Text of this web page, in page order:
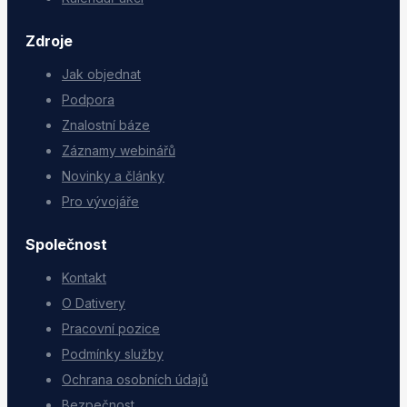
Zdroje
Jak objednat
Podpora
Znalostní báze
Záznamy webinářů
Novinky a články
Pro vývojáře
Společnost
Kontakt
O Dativery
Pracovní pozice
Podmínky služby
Ochrana osobních údajů